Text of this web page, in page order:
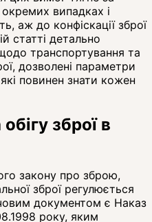
випадках і
аж до конфіскації зброї
статті детально
транспортування та
дозволені параметри
повинен знати кожен
зброї в
закону про зброю,
зброї регулюється
документом є Наказ
року, яким